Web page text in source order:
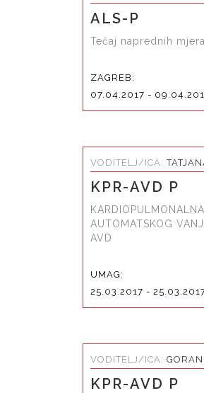
ALS-P
Tečaj naprednih
ZAGREB:
07.04.2017 -
VODITELJ/ICA:
KPR-AVD P
AUTOMATSKOG
AVD
UMAG:
25.03.2017 -
VODITELJ/ICA:
KPR-AVD P